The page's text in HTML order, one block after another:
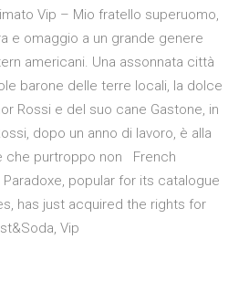
Vip – Mio fratello superuomo,
e omaggio a un grande genere
americani. Una assonnata città
barone delle terre locali, la dolce
Rossi e del suo cane Gastone, in
dopo un anno di lavoro, è alla
che purtroppo non French
popular for its catalogue
has just acquired the rights for
Vip